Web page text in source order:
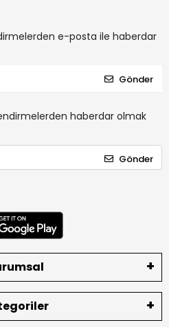
e-posta ile haberdar
Gönder
haberdar olmak
Gönder